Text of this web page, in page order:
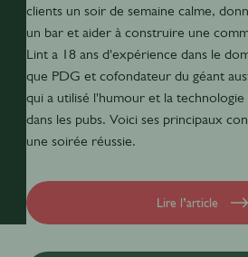
clients un soir de semaine calme,
un bar et aider à construire une
Lint a 18 ans d'expérience dans le
que PDG et cofondateur du géant
qui a utilisé l'humour et la
dans les pubs. Voici ses principaux
une soirée réussie.
Lire l’article